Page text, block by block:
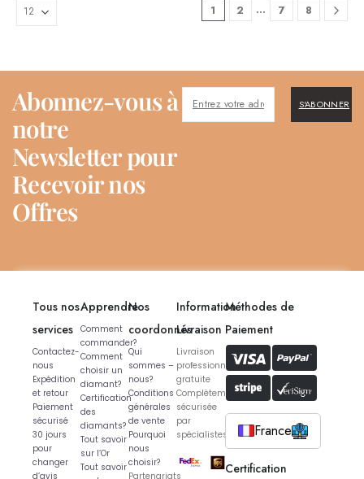
1 2 … 7 8
Abonnez-vous à
notre
Newsletter pour
Recevoir nos
Offres
S'ABONNER
Tous nos
services
Contactez-
nous
Expédition
et retour
Paiement
sécurisé
30 jours
pour
changer
d’avis
Apprendre
Comment
commander?
Comment
choisir un
diamant?
Certification
des
diamants?
Tout savoir
sur l’Or
Tout savoir
Nos
coordonnés
Qui
sommes –
nous?
Conditions
générales
de vente
Pourquoi
nous
choisir?
Partenariats
Information
Livraison
Livraison
professionnelle
gratuite
Complètement
sécurisée
par
spécialistes
Méthodes de
Paiement
France
Certification